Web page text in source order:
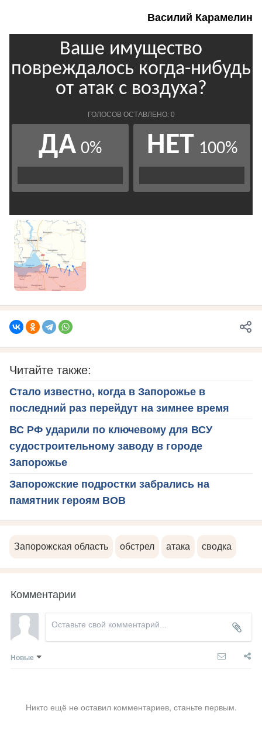
Василий Карамелин
Читайте также:
Стало известно, когда в Запорожье в
последний раз перейдут на зимнее время
ВС РФ ударили по ключевому для ВСУ
судостроительному заводу в городе
Запорожье
Запорожские подростки забрались на
памятник героям ВОВ
Запорожская область обстрел атака сводка
Комментарии
Новые
Никто ещё не оставил комментариев, станьте первым.